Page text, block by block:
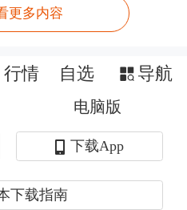
一季度净利润同比
《每日经济新闻》
月31日，“私募教
产品进入公司前十
更多内容
行情 自选 导航
电脑版
下载App
下载指南